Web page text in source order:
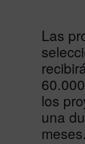
Las
los
una
meses.